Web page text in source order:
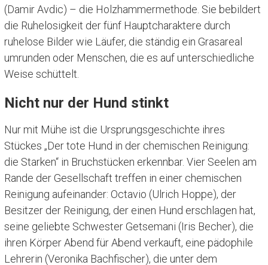
(Damir Avdic) – die Holzhammermethode. Sie bebildert
die Ruhelosigkeit der fünf Hauptcharaktere durch
ruhelose Bilder wie Läufer, die ständig ein Grasareal
umrunden oder Menschen, die es auf unterschiedliche
Weise schüttelt.
Nicht nur der Hund stinkt
Nur mit Mühe ist die Ursprungsgeschichte ihres
Stückes „Der tote Hund in der chemischen Reinigung:
die Starken“ in Bruchstücken erkennbar. Vier Seelen am
Rande der Gesellschaft treffen in einer chemischen
Reinigung aufeinander: Octavio (Ulrich Hoppe), der
Besitzer der Reinigung, der einen Hund erschlagen hat,
seine geliebte Schwester Getsemani (Iris Becher), die
ihren Körper Abend für Abend verkauft, eine pädophile
Lehrerin (Veronika Bachfischer), die unter dem